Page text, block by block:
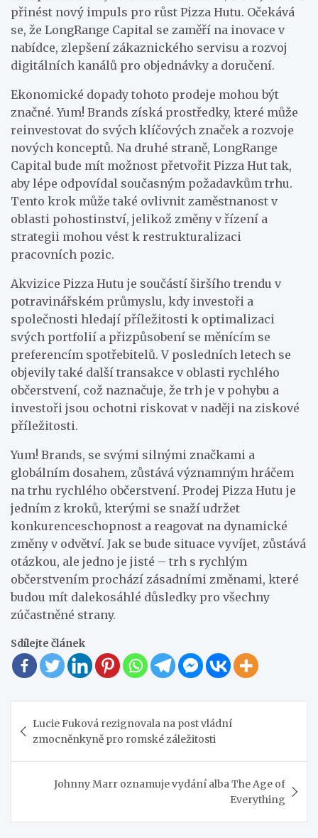
přinést nový impuls pro růst Pizza Hutu. Očekává
se, že LongRange Capital se zaměří na inovace v
nabídce, zlepšení zákaznického servisu a rozvoj
digitálních kanálů pro objednávky a doručení.
Ekonomické dopady tohoto prodeje mohou být
značné. Yum! Brands získá prostředky, které může
reinvestovat do svých klíčových značek a rozvoje
nových konceptů. Na druhé straně, LongRange
Capital bude mít možnost přetvořit Pizza Hut tak,
aby lépe odpovídal současným požadavkům trhu.
Tento krok může také ovlivnit zaměstnanost v
oblasti pohostinství, jelikož změny v řízení a
strategii mohou vést k restrukturalizaci
pracovních pozic.
Akvizice Pizza Hutu je součástí širšího trendu v
potravinářském průmyslu, kdy investoři a
společnosti hledají příležitosti k optimalizaci
svých portfolií a přizpůsobení se měnícím se
preferencím spotřebitelů. V posledních letech se
objevily také další transakce v oblasti rychlého
občerstvení, což naznačuje, že trh je v pohybu a
investoři jsou ochotni riskovat v naději na ziskové
příležitosti.
Yum! Brands, se svými silnými značkami a
globálním dosahem, zůstává významným hráčem
na trhu rychlého občerstvení. Prodej Pizza Hutu je
jedním z kroků, kterými se snaží udržet
konkurenceschopnost a reagovat na dynamické
změny v odvětví. Jak se bude situace vyvíjet, zůstává
otázkou, ale jedno je jisté – trh s rychlým
občerstvením prochází zásadními změnami, které
budou mít dalekosáhlé důsledky pro všechny
zúčastněné strany.
Sdílejte článek
pro
příspěvek
Lucie Fuková rezignovala na post vládní
zmocněnkyně pro romské záležitosti
Johnny Marr oznamuje vydání alba The Age of
Everything